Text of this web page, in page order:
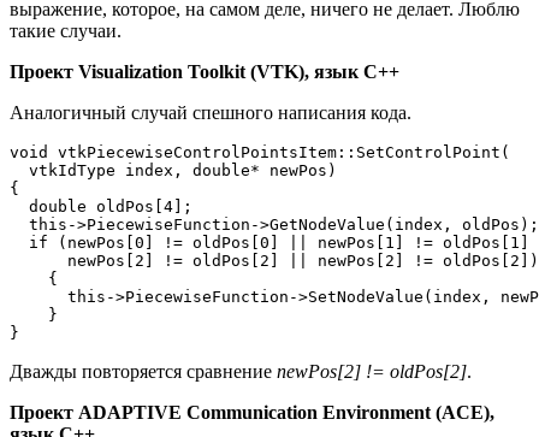
выражение, которое, на самом деле, ничего не делает. Люблю
такие случаи.
Проект Visualization Toolkit (VTK), язык C++
Аналогичный случай спешного написания кода.
void vtkPiecewiseControlPointsItem::SetControlPoint(
  vtkIdType index, double* newPos)
{
  double oldPos[4];
  this->PiecewiseFunction->GetNodeValue(index, oldPos);
if (newPos[0] != oldPos[0] || newPos[1] != oldPos[1]
      newPos[2] != oldPos[2] || newPos[2] != oldPos[2])
    {
this->PiecewiseFunction->SetNodeValue(index,
    }
}
Дважды повторяется сравнение newPos[2] != oldPos[2].
Проект ADAPTIVE Communication Environment (ACE),